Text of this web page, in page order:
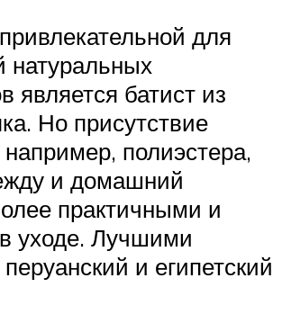
для
натуральных
является батист из
Но присутствие
например, полиэстера,
и домашний
практичными и
уходе. Лучшими
и египетский